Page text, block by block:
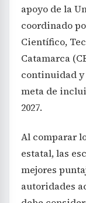
apoyo de la
coordinado
Científico,
Catamarca
continuidad y
meta de
2027.
Al comparar
estatal, las
mejores
autoridades